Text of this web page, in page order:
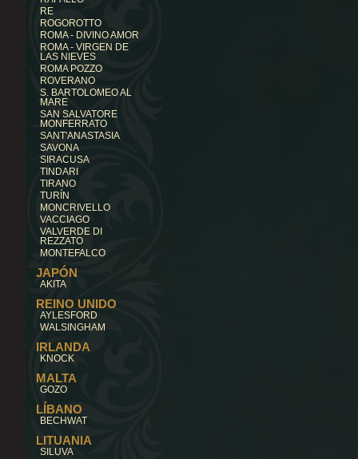
RE
ROGOROTTO
ROMA - DIVINO AMOR
ROMA - VIRGEN DE
LAS NIEVES
ROMA POZZO
ROVERANO
S. BARTOLOMEO AL
MARE
SAN SALVATORE
MONFERRATO
SANT'ANASTASIA
SAVONA
SIRACUSA
TINDARI
TIRANO
TURÍN
MONCRIVELLO
VACCIAGO
VALVERDE DI
REZZATO
MONTEFALCO
JAPÓN
AKITA
REINO UNIDO
AYLESFORD
WALSINGHAM
IRLANDA
KNOCK
MALTA
GOZO
LÍBANO
BECHWAT
LITUANIA
SILUVA